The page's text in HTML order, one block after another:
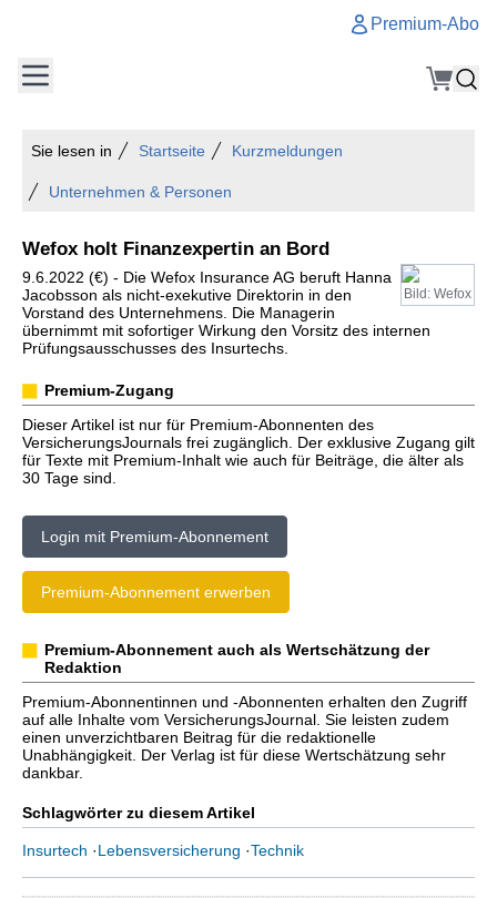
Premium-Abo
Sie lesen in Startseite Kurzmeldungen
Unternehmen & Personen
Wefox holt Finanzexpertin an Bord
Bild: Wefox
9.6.2022 (€) - Die Wefox Insurance AG beruft Hanna
Jacobsson als nicht-exekutive Direktorin in den
Vorstand des Unternehmens. Die Managerin
übernimmt mit sofortiger Wirkung den Vorsitz des internen
Prüfungsausschusses des Insurtechs.
Premium-Zugang
Dieser Artikel ist nur für Premium-Abonnenten des
VersicherungsJournals frei zugänglich. Der exklusive Zugang gilt
für Texte mit Premium-Inhalt wie auch für Beiträge, die älter als
30 Tage sind.
Login mit Premium-Abonnement
Premium-Abonnement erwerben
Premium-Abonnement auch als Wertschätzung der
Redaktion
Premium-Abonnentinnen und -Abonnenten erhalten den Zugriff
auf alle Inhalte vom VersicherungsJournal. Sie leisten zudem
einen unverzichtbaren Beitrag für die redaktionelle
Unabhängigkeit. Der Verlag ist für diese Wertschätzung sehr
dankbar.
Schlagwörter zu diesem Artikel
Insurtech ·Lebensversicherung ·Technik